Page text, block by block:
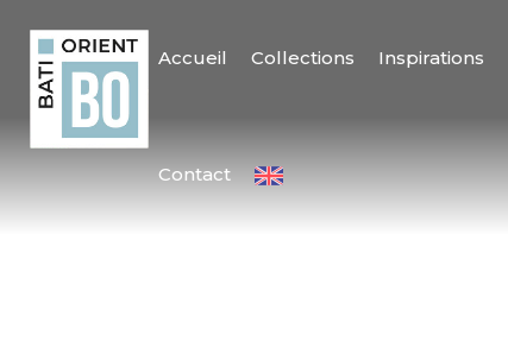
Accueil Collections Inspirations
Contact